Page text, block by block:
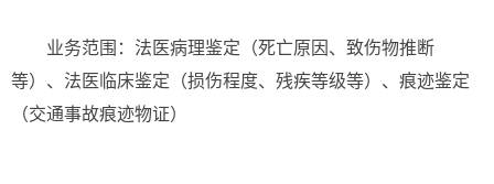
业务范围：法医病理鉴定（死亡原因、致伤物推断
等）、法医临床鉴定（损伤程度、残疾等级等）、痕迹鉴定
（交通事故痕迹物证）